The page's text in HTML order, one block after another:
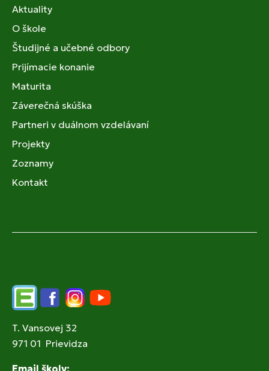
Aktuality
O škole
Študijné a učebné odbory
Prijímacie konanie
Maturita
Záverečná skúška
Partneri v duálnom vzdelávaní
Projekty
Zoznamy
Kontakt
EdupageFacebookInstagram
YouTube
T. Vansovej 32
971 01 Prievidza
Email školy: